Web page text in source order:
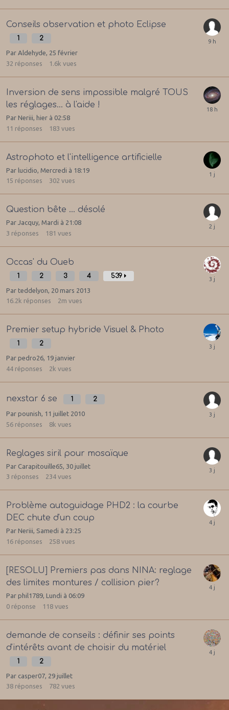
Conseils observation et photo Eclipse
1
2
Par Aldehyde, 25 février
32 réponses 1.6k vues
Inversion de sens impossible malgré TOUS
les réglages... à l'aide !
Par Neriii, hier à 02:58
11 réponses 183 vues
Astrophoto et l'intelligence artificielle
Par lucidio Mercredi à 18:19
15 réponses 302 vues
Question bête ... désolé
Par Jacquy, Mardi à 21:08
3 réponses 181 vues
Occas' du Oueb
1 2 3 4
539
Par teddelyon 20 mars 2013
16.2k réponses 2m vues
Premier setup hybride Visuel & Photo
1
2
Par pedro26, 19 janvier
44 réponses 2k vues
nexstar 6 se 1
2
Par pounish, 11 juillet 2010
56 réponses 8k vues
Reglages siril pour mosaïque
Par Carapitouille65 30 juillet
3 réponses 234 vues
Problème autoguidage PHD2 : la courbe
DEC chute d'un coup
Par Neriii, Samedi à 23:25
16 réponses 258 vues
[RESOLU] Premiers pas dans NINA: reglage
des limites montures / collision pier?
Par phil1789, Lundi à 06:09
0 réponse 118 vues
demande de conseils : définir ses points
d'intérêts avant de choisir du matériel
1
2
Par casper07 29 juillet
38 réponses 782 vues